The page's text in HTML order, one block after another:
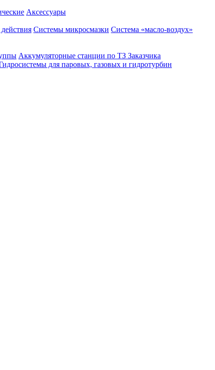
Аксессуары
Системы микросмазки Система «масло-воздух»
Аккумуляторные станции по ТЗ Заказчика
для паровых, газовых и гидротурбин